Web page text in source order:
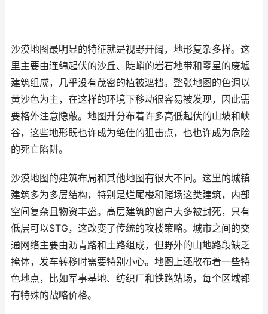
沙漠地图最明显的特征就是视野开阔，地形复杂多样。这
里主要由连绵起伏的沙丘、陡峭的岩石地带和零星的废墟
建筑组成，几乎没有茂密的植被遮挡。整张地图的色调以
黄沙色为主，在这样的环境下移动很容易被发现，因此需
要格外注意隐蔽。地图升分布着许多高低起伏的山坡和峡
谷，这些地形既也许成为绝佳的狙击点，也也许成为危险
的死亡陷阱。
沙漠地图的建筑布局和其他地图有很大不同。这里的城镇
建筑多为多层结构，特别是烂尾楼和赌场这类建筑，内部
空间复杂且物资丰盛。高层建筑的窗户大多被封死，只有
低层可以STG，这改变了传统的攻楼策略。城市之间的交
通网络主要由沥青路和土路组成，但野外的山地路段缺乏
掩体，发车转移时需要特别小心。地图上还散布着一些特
色地点，比如军事基地、纺织厂和铁路站场，每个区域都
有特殊的战略价格。